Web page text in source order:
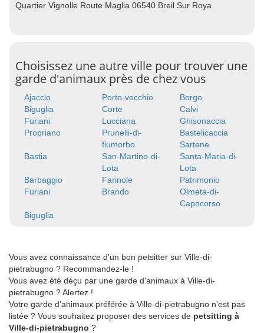
Quartier Vignolle Route Maglia 06540 Breil Sur Roya
Choisissez une autre ville pour trouver une
garde d'animaux près de chez vous
Ajaccio Porto-vecchio
Borgo
Biguglia
Corte
Calvi
Furiani
Lucciana
Ghisonaccia
Propriano
Prunelli-di-
fiumorbo
Bastelicaccia
Sartene
Bastia
San-Martino-di-
Lota
Santa-Maria-di-
Lota
Barbaggio
Farinole
Patrimonio
Furiani
Brando
Olmeta-di-
Capocorso
Biguglia
Vous avez connaissance d'un bon petsitter sur Ville-di-
pietrabugno ? Recommandez-le !
Vous avez été déçu par une garde d'animaux à Ville-di-
pietrabugno ? Alertez !
Votre garde d'animaux préférée à Ville-di-pietrabugno n'est pas
listée ? Vous souhaitez proposer des services de petsitting à
Ville-di-pietrabugno ?